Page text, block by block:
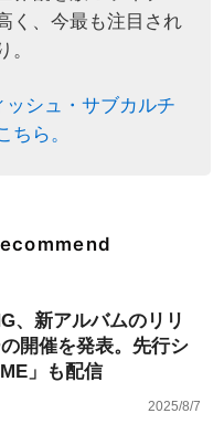
く、今最も注目され
シュ・サブカルチ
ちら。
、新アルバムのリリ
開催を発表。先行シ
」も配信
2025/8/7